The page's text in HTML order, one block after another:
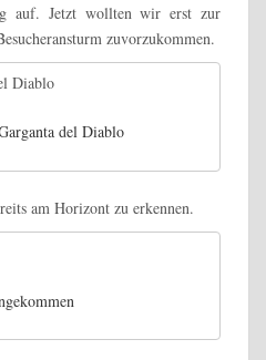
auf. Jetzt wollten wir erst zur
zuvorzukommen.
del Diablo
am Horizont zu erkennen.